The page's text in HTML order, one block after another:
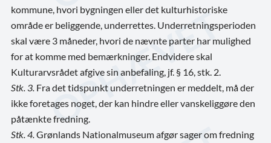
kommune, hvori bygningen eller det kulturhistoriske
område er beliggende, underrettes. Underretningsperioden
skal være 3 måneder, hvori de nævnte parter har mulighed
for at komme med bemærkninger. Endvidere skal
Kulturarvsrådet afgive sin anbefaling, jf. § 16, stk. 2.
Stk. 3. Fra det tidspunkt underretningen er meddelt, må der
ikke foretages noget, der kan hindre eller vanskeliggøre den
påtænkte fredning.
Stk. 4. Grønlands Nationalmuseum afgør sager om fredning